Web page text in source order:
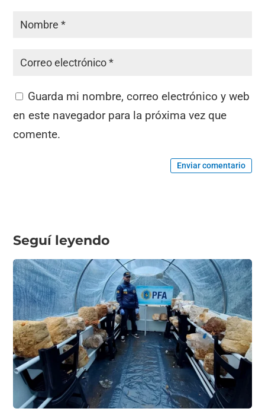
Guarda mi nombre, correo electrónico y web
en este navegador para la próxima vez que
comente.
Enviar comentario
Seguí leyendo